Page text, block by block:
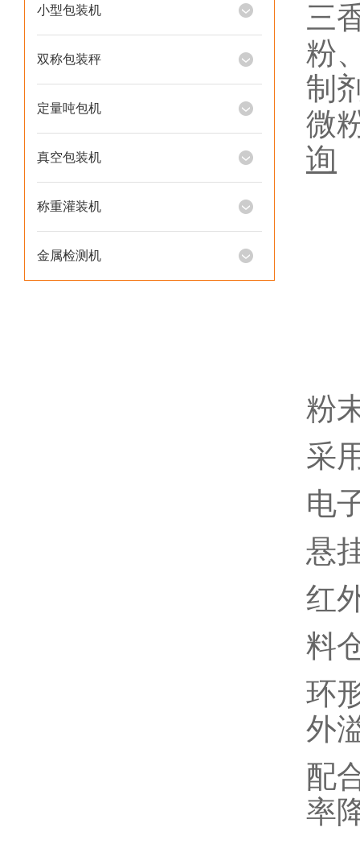
小型包装机
双称包装秤
定量吨包机
真空包装机
称重灌装机
金属检测机
三
粉
制
微
询
粉
采
电
悬
红
料
环
外
配
率